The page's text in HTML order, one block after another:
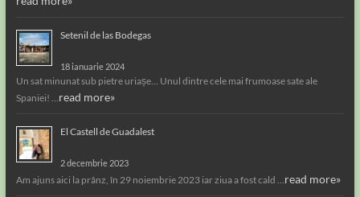
Setenil de las Bodegas
18 ianuarie 2024
Un sat minunat sub pietre uriașe… Unul dintre cele mai frumoase sate ale
Spaniei! … read more»
El Castell de Guadalest
2 decembrie 2023
Am ajuns aici la prânz, în 29 noiembrie 2023 iar ziua a fost cald … read more»